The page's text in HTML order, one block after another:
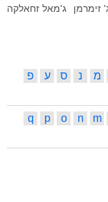
זימרמן
ג'מאל זחאלקה
מ נ ס ע
פ
m
n
o
p
q